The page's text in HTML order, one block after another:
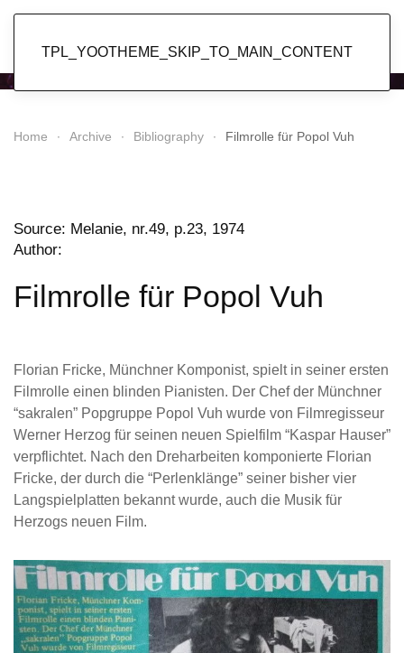
TPL_YOOTHEME_SKIP_TO_MAIN_CONTENT
Home Archive Bibliography Filmrolle für Popol Vuh
Source: Melanie, nr.49, p.23, 1974
Author:
Filmrolle für Popol Vuh
Florian Fricke, Münchner Komponist, spielt in seiner ersten
Filmrolle einen blinden Pianisten. Der Chef der Münchner
“sakralen” Popgruppe Popol Vuh wurde von Filmregisseur
Werner Herzog für seinen neuen Spielfilm “Kaspar Hauser”
verpflichtet. Nach den Dreharbeiten komponierte Florian
Fricke, der durch die “Perlenklänge” seiner bisher vier
Langspielplatten bekannt wurde, auch die Musik für
Herzogs neuen Film.